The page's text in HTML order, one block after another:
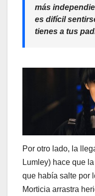
más
es difícil
tienes a tus
Por otro lado, la
Lumley) hace que
que había salte por
Morticia arrastra